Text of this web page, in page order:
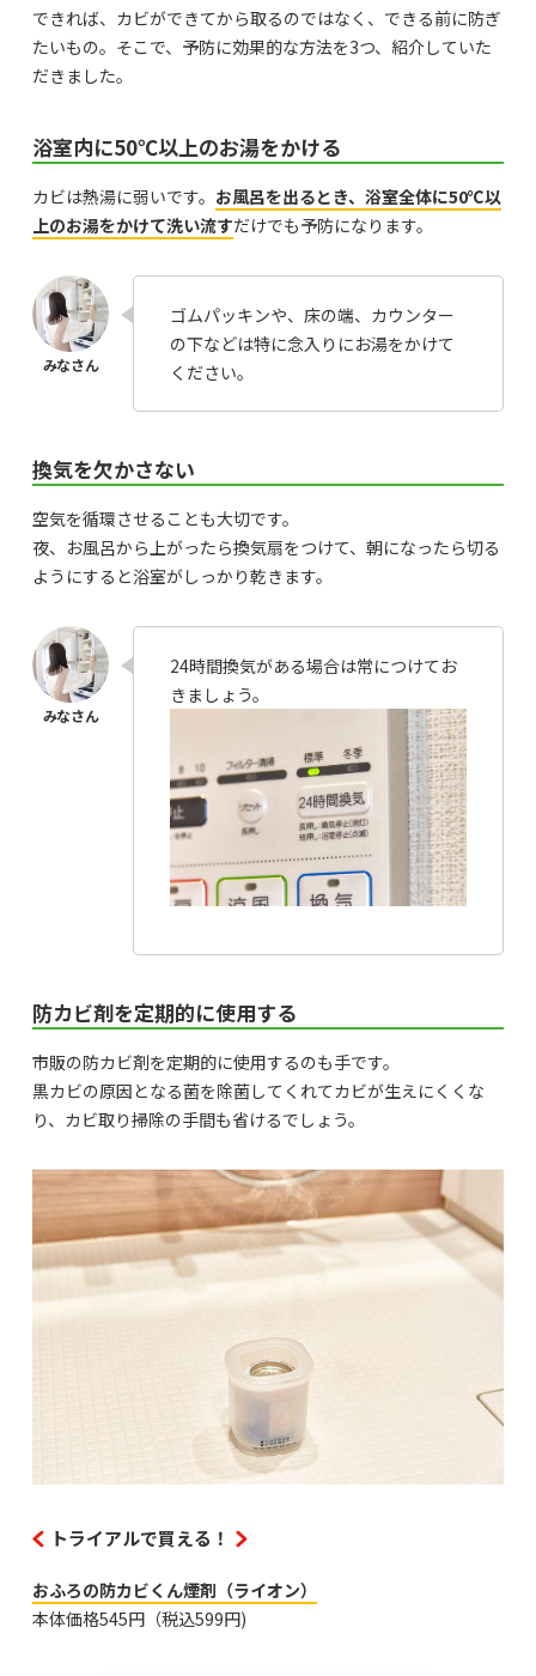
できれば、カビができてから取るのではなく、できる前に防ぎ
たいもの。そこで、予防に効果的な方法を3つ、紹介していた
だきました。
浴室内に50℃以上のお湯をかける
カビは熱湯に弱いです。 お風呂を出るとき、浴室全体に50℃以
上のお湯をかけて洗い流すだけでも予防になります。
ゴムパッキンや、床の端、カウンター
の下などは特に念入りにお湯をかけて
ください。
換気を欠かさない
空気を循環させることも大切です。
夜、お風呂から上がったら換気扇をつけて、朝になったら切る
ようにすると浴室がしっかり乾きます。
24時間換気がある場合は常につけてお
きましょう。
防カビ剤を定期的に使用する
市販の防カビ剤を定期的に使用するのも手です。
黒カビの原因となる菌を除菌してくれてカビが生えにくくな
り、カビ取り掃除の手間も省けるでしょう。
トライアルで買える！
おふろの防カビくん煙剤（ライオン）
本体価格545円（税込599円)